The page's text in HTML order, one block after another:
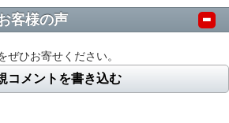
客様の声
ぜひお寄せください。
コメントを書き込む